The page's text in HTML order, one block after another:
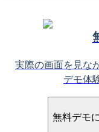
実際の画面を見な
デモ体
無料デモ